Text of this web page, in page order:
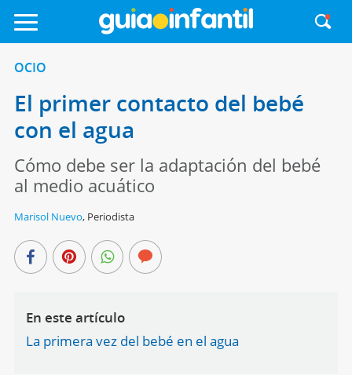
OCIO
El primer contacto del bebé
con el agua
Cómo debe ser la adaptación del bebé
al medio acuático
Marisol Nuevo, Periodista
En este artículo
La primera vez del bebé en el agua